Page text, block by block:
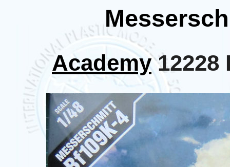
Academy12228